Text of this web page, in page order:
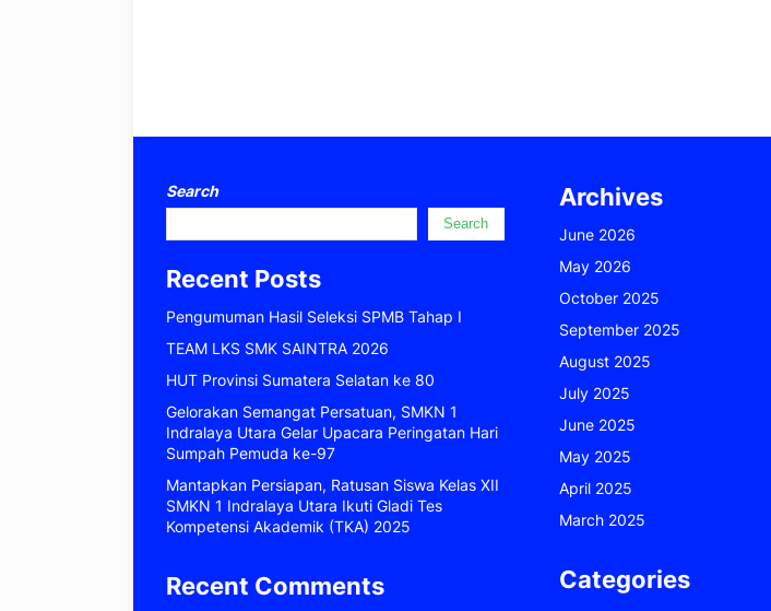
Search
Search
Recent Posts
Pengumuman Hasil Seleksi SPMB Tahap I
TEAM LKS SMK SAINTRA 2026
HUT Provinsi Sumatera Selatan ke 80
Gelorakan Semangat Persatuan, SMKN 1
Indralaya Utara Gelar Upacara Peringatan Hari
Sumpah Pemuda ke-97
Mantapkan Persiapan, Ratusan Siswa Kelas XII
SMKN 1 Indralaya Utara Ikuti Gladi Tes
Kompetensi Akademik (TKA) 2025
Recent Comments
Archives
June 2026
May 2026
October 2025
September 2025
August 2025
July 2025
June 2025
May 2025
April 2025
March 2025
Categories